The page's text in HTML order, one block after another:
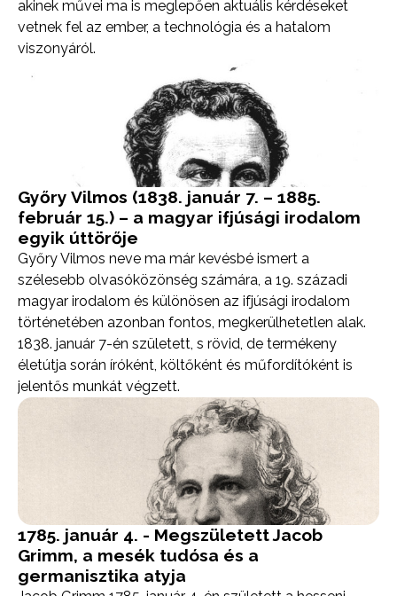
akinek művei ma is meglepően aktuális kérdéseket
vetnek fel az ember, a technológia és a hatalom
viszonyáról.
Győry Vilmos (1838. január 7. – 1885.
február 15.) – a magyar ifjúsági irodalom
egyik úttörője
Győry Vilmos neve ma már kevésbé ismert a
szélesebb olvasóközönség számára, a 19. századi
magyar irodalom és különösen az ifjúsági irodalom
történetében azonban fontos, megkerülhetetlen alak.
1838. január 7-én született, s rövid, de termékeny
életútja során íróként, költőként és műfordítóként is
jelentős munkát végzett.
1785. január 4. - Megszületett Jacob
Grimm, a mesék tudósa és a
germanisztika atyja